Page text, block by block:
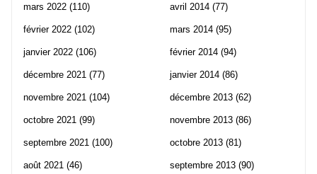
mars 2022 (110)
février 2022 (102)
janvier 2022 (106)
décembre 2021 (77)
novembre 2021 (104)
octobre 2021 (99)
septembre 2021 (100)
août 2021 (46)
avril 2014 (77)
mars 2014 (95)
février 2014 (94)
janvier 2014 (86)
décembre 2013 (62)
novembre 2013 (86)
octobre 2013 (81)
septembre 2013 (90)